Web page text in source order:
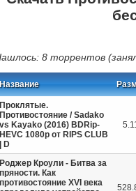
8 торрентов
Название
Проклятые.
Противостояние / Sadako
vs Kayako (2016) BDRip-
HEVC 1080p от RIPS CLUB
| D
Роджер Кроули - Битва за
пряности. Как
противостояние XVI века